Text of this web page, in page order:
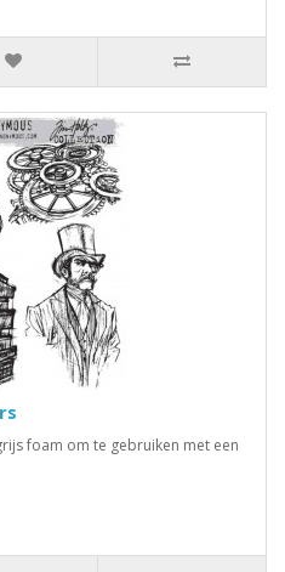
foam om te gebruiken met een